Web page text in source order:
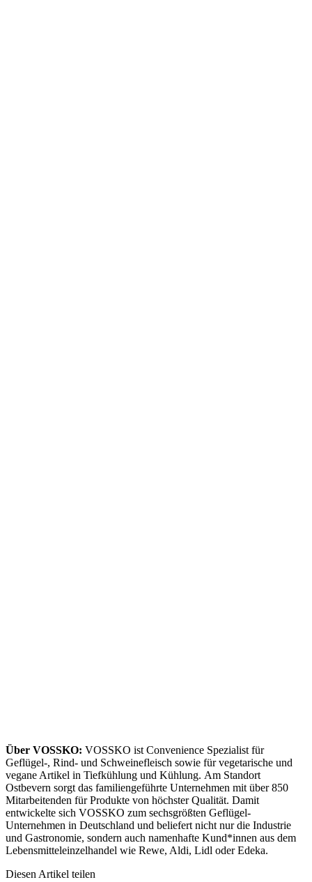
Über VOSSKO: VOSSKO ist Convenience Spezialist für
Geflügel-, Rind- und Schweinefleisch sowie für vegetarische und
vegane Artikel in Tiefkühlung und Kühlung. Am Standort
Ostbevern sorgt das familiengeführte Unternehmen mit über 850
Mitarbeitenden für Produkte von höchster Qualität. Damit
entwickelte sich VOSSKO zum sechsgrößten Geflügel-
Unternehmen in Deutschland und beliefert nicht nur die Industrie
und Gastronomie, sondern auch namenhafte Kund*innen aus dem
Lebensmitteleinzelhandel wie Rewe, Aldi, Lidl oder Edeka.
Diesen Artikel teilen